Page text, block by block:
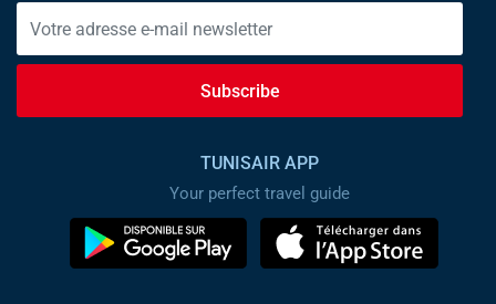
Subscribe
TUNISAIR APP
Your perfect travel guide